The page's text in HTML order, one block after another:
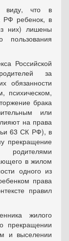
виду, что в
РФ ребенок, в
них) лишены
пользования
Российской
за
обязанности
психическом,
брака
или
на права
63 СК РФ), в
прекращение
в жилом
одного из
права
правил
жилого
прекращении
и выселении